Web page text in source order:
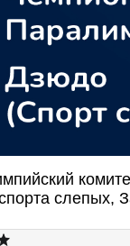
слепых,